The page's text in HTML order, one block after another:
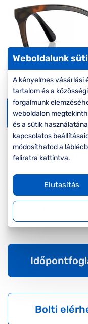
Ár: 56.000 Ft
A feltűntetett ár a
Bolti
Weboldalunk
A kényelmes vásárlási
tartalom és a
forgalmunk
weboldalon
és a sütik
kapcsolatos
módosíthatod a
feliratra kattintva.
Elutasítás